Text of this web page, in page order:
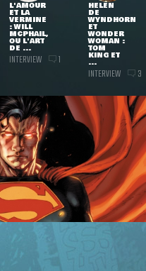
L'AMOUR
ET LA
VERMINE
: WILL
MCPHAIL,
OU L'ART
DE ...
INTERVIEW 1
HELEN
DE
WYNDHORN
ET
WONDER
WOMAN :
TOM
KING ET
...
INTERVIEW 3